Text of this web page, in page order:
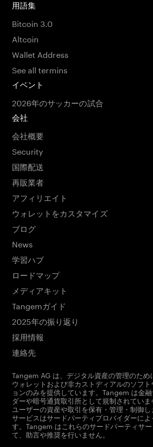
用語集
Bitcoin 3.0
Altcoin
Wallet Address
See all termins
イベント
2026年のサッカーの試合
会社
会社概要
Security
国際配送
再販業者
アフィリエイト
ウォレットをカスタマイズ
ブログ
News
学習ハブ
ロードマップ
メディアキット
Tangemガイド
2025年の振り返り
採用情報
連絡先
Tangem AG は、デジタル資産の管理のため
ウォレットおよび非カストディアルのソフ
ョンのみを提供しています。Tangem は金
ダーや暗号通貨取引所として規制されてい
ユーザーの資産や取引を保有・管理・制御
サービスはサードパーティプロバイダーによ
す。Tangem はこれらのサードパーティサ
て、助言や推奨を行いません。